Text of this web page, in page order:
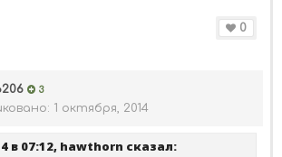
0
3
1 октября, 2014
в 07:12, hawthorn сказал: